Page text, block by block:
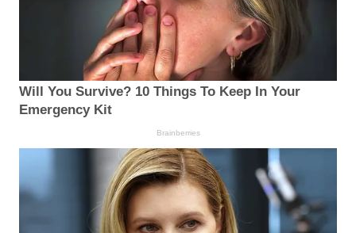
Will You Survive? 10 Things To Keep In Your
Emergency Kit
Brainberries